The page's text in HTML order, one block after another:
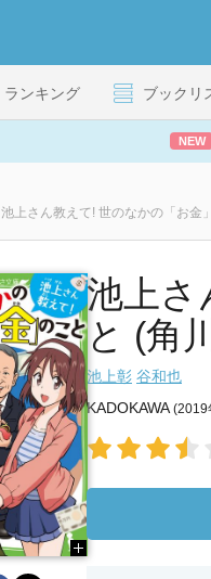
ランキング ブックリ
NEW
池上さん教えて! 世のなかの「お金
池上さ
と (角
池上彰 谷和也
KADOKAWA(2019